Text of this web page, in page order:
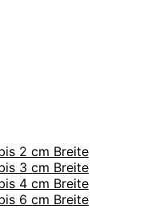
2 cm Breite
3 cm Breite
4 cm Breite
6 cm Breite